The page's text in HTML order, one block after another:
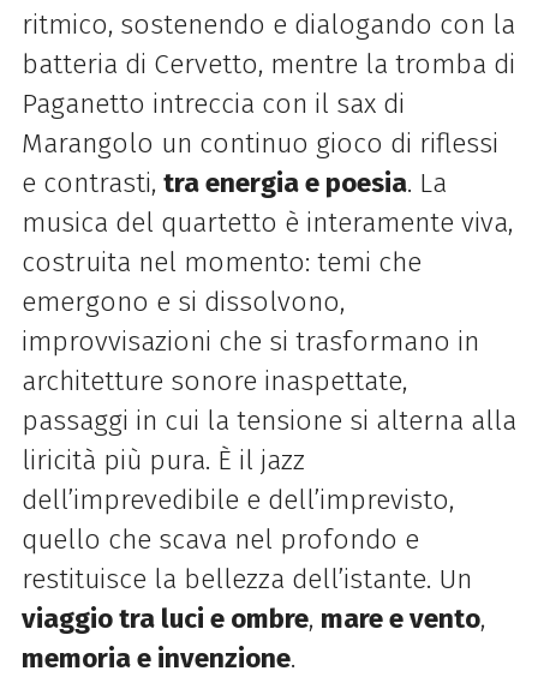
ritmico, sostenendo e dialogando con la
batteria di Cervetto, mentre la tromba di
Paganetto intreccia con il sax di
Marangolo un continuo gioco di riflessi
e contrasti, tra energia e poesia. La
musica del quartetto è interamente viva,
costruita nel momento: temi che
emergono e si dissolvono,
improvvisazioni che si trasformano in
architetture sonore inaspettate,
passaggi in cui la tensione si alterna alla
liricità più pura. È il jazz
dell’imprevedibile e dell’imprevisto,
quello che scava nel profondo e
restituisce la bellezza dell’istante. Un
viaggio tra luci e ombre, mare e vento,
memoria e invenzione.